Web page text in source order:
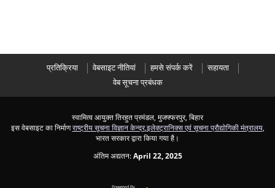
प्रतिक्रिया वेबसाइट नीतियां हमसे संपर्क करें
सहायता
वेब सूचना प्रबंधक
स्वामित्व आयुक्त तिरहुत प्रमंडल, मुजफ्फरपुर, बिहार
इस वेबसाइट का निर्माणराष्ट्रीय सूचना विज्ञान केन्द्र,इलेक्ट्रानिक्स एवं सूचना प्रौद्योगिकी मंत्रालय,
भारत सरकार द्वारा किया गया है।
अंतिम अद्यतन:April 22, 2025